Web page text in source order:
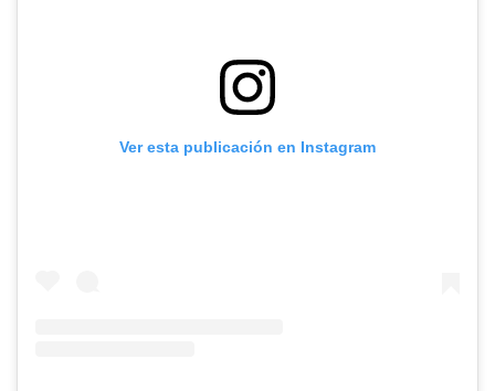
Ver esta publicación en Instagram